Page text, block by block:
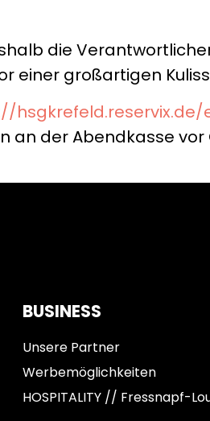
die
einer großartigen
hsgkrefeld.reservix.de/
an der Abendkasse vor
BUSINESS
Unsere Partner
Werbemöglichkeiten
HOSPITALITY // Fressnapf-